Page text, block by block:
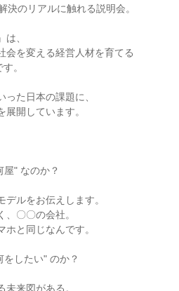
決のリアルに触れる説明会。
、
会を変える経営人材を育てる
。
た日本の課題に、
開しています。
" なのか？
デルをお伝えします。
、〇〇の会社。
ホと同じなんです。
したい" のか？
未来図がある。